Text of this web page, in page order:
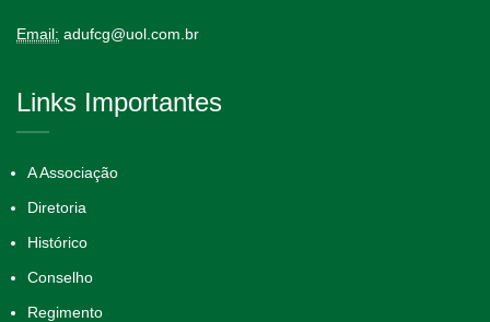
Email: adufcg@uol.com.br
Links Importantes
A Associação
Diretoria
Histórico
Conselho
Regimento